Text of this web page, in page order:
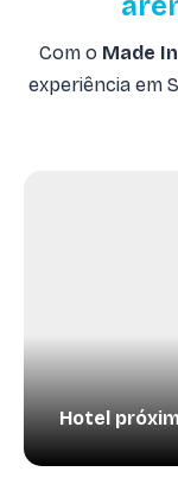
Com o Made
experiência em
Hotel